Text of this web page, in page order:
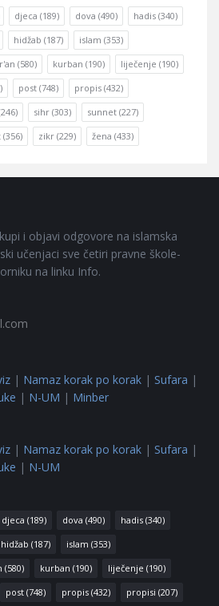
djeca (189) dova (490) hadis (340)
hidžab (187) islam (353)
(580) kurban (190) liječenje (190)
post (748) propis (432)
sihr (303) sunnet (227)
(356) zikr (229) žena (433)
i objavi odgovore na islamska
učenjaci sve četiri pravne škole-
na linku Info.
| Namaz korak po korak | Sufara |
| N-UM | Minber
| Namaz korak po korak | Sufara |
| N-UM
djeca (189) dova (490) hadis (340)
hidžab (187) islam (353)
(580) kurban (190) liječenje (190)
post (748) propis (432) propisi (207)